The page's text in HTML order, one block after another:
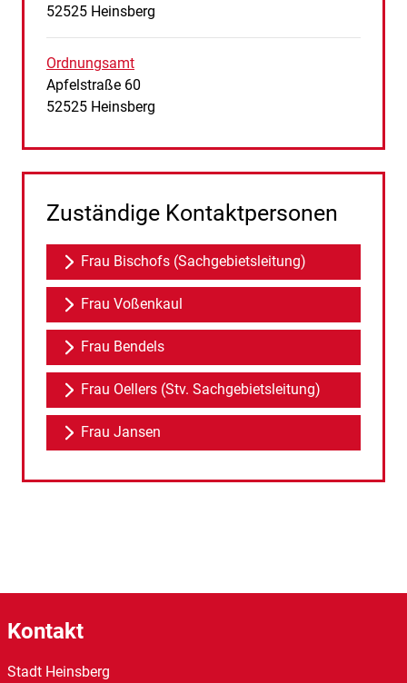
PLZ:
52525 Ort:
Heinsberg
Ordnungsamt
Straße:
Apfelstraße Hausnummer:
60
PLZ:
52525 Ort:
Heinsberg
Zuständige Kontaktpersonen
Frau Bischofs (Sachgebietsleitung)
Frau Voßenkaul
Frau Bendels
Frau Oellers (Stv. Sachgebietsleitung)
Frau Jansen
Kontakt
Stadt Heinsberg